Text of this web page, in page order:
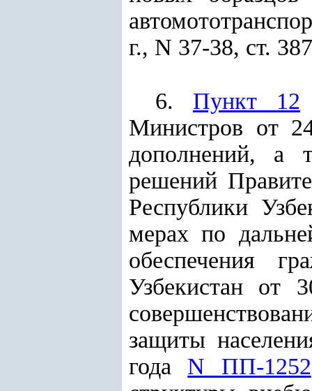
г., N 37-38, ст.
6. Пункт 12
Министров от
дополнений, а
решений
Республики
мерах по
обеспечения
Узбекистан от
защиты
года N ПП-1252